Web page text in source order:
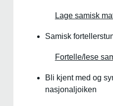
Lage samisk
Samisk
Fortelle/lese
Bli kjent med og
nasjonaljoiken